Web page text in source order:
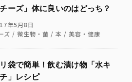
ーズ」体に良いのはどっち？
年5月8日
ズ / 微生物・菌 / 本 / 美容・健康
袋で簡単！飲む漬け物「水キ
」レシピ